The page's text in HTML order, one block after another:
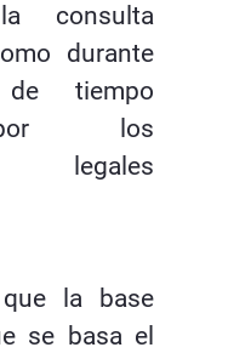
consulta
durante
tiempo
los
legales
la base
se basa el